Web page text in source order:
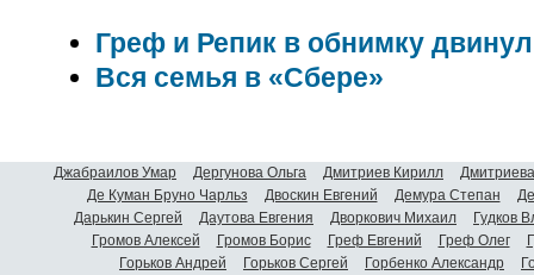
Греф и Репик в обнимку
Вся семья в «Сбере»
Джабраилов Умар Дергунова Ольга Дмитриев Кирилл
Де Куман Бруно Чарльз
Двоскин Евгений Демура Степан
Дарькин Сергей
Даутова Евгения Дворкович Михаил
Гудков
Громов Алексей
Громов Борис Греф Евгений Греф Олег
Горьков Андрей
Горьков Сергей Горбенко Александр